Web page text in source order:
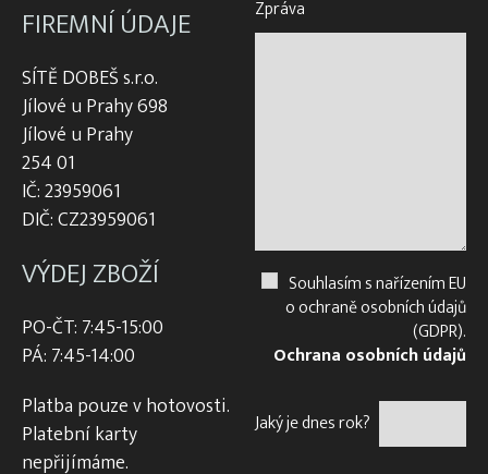
FIREMNÍ ÚDAJE
SÍTĚ DOBEŠ s.r.o.
Jílové u Prahy 698
Jílové u Prahy
254 01
IČ: 23959061
DIČ: CZ23959061
VÝDEJ ZBOŽÍ
PO-ČT: 7:45-15:00
PÁ: 7:45-14:00
Platba pouze v hotovosti.
Platební karty
nepřijímáme.
Zpráva
Souhlasím s nařízením EU
o ochraně osobních údajů
(GDPR).
Ochrana osobních údajů
Jaký je dnes rok?